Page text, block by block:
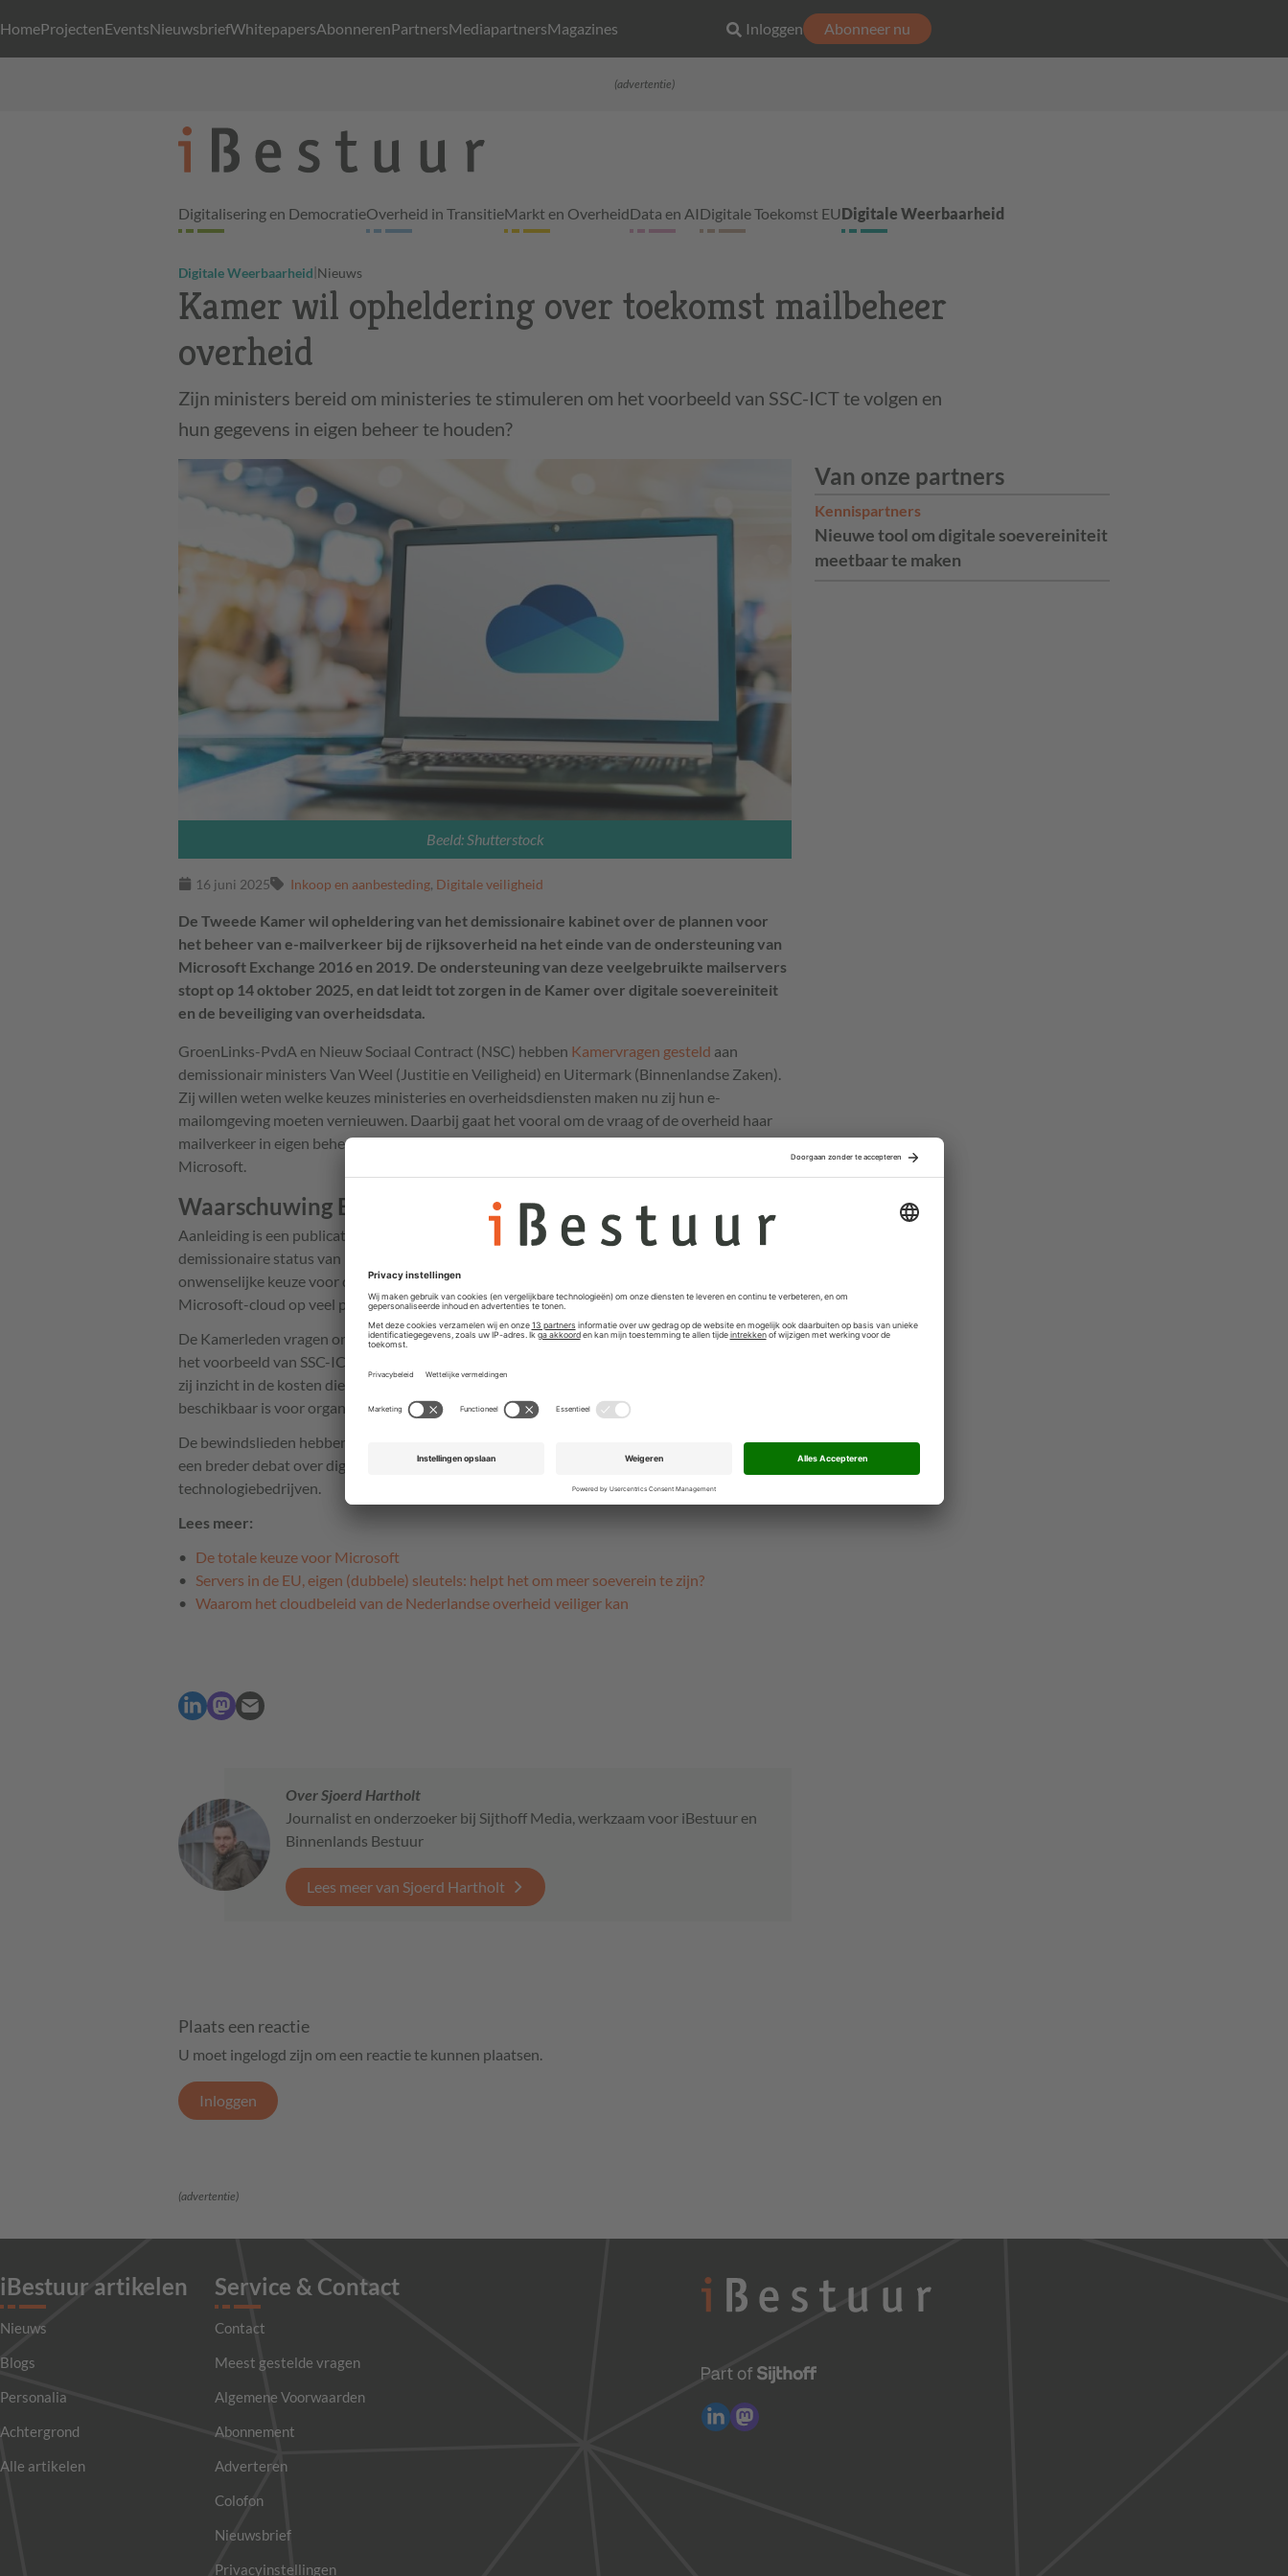
HomeProjectenEventsNieuwsbriefWhitepapersAbonnerenPartnersMediapartnersMagazines Inloggen Abonneer nu
(advertentie)
Digitalisering en DemocratieOverheid in TransitieMarkt en OverheidData en AIDigitale Toekomst EUDigitale Weerbaarheid
Digitale Weerbaarheid|Nieuws
Kamer wil opheldering over toekomst mailbeheer
overheid
Zijn ministers bereid om ministeries te stimuleren om het voorbeeld van SSC-ICT te volgen en
hun gegevens in eigen beheer te houden?
Beeld: Shutterstock
16 juni 2025 Inkoop en aanbesteding, Digitale veiligheid
Van onze partners
Kennispartners
Nieuwe tool om digitale soevereiniteit
meetbaar te maken
De Tweede Kamer wil opheldering van het demissionaire kabinet over de plannen voor
het beheer van e-mailverkeer bij de rijksoverheid na het einde van de ondersteuning van
Microsoft Exchange 2016 en 2019. De ondersteuning van deze veelgebruikte mailservers
stopt op 14 oktober 2025, en dat leidt tot zorgen in de Kamer over digitale soevereiniteit
en de beveiliging van overheidsdata.
GroenLinks-PvdA en Nieuw Sociaal Contract (NSC) hebben Kamervragen gesteld aan
demissionair ministers Van Weel (Justitie en Veiligheid) en Uitermark (Binnenlandse Zaken).
Zij willen weten welke keuzes ministeries en overheidsdiensten maken nu zij hun e-
mailomgeving moeten vernieuwen. Daarbij gaat het vooral om de vraag of de overheid haar
mailverkeer in eigen beheer houdt, of dat gekozen wordt voor een cloudoplossing van
Microsoft.
Waarschuwing Bert Hubert
Aanleiding is een publicatie van beveiligingsexpert Bert Hubert, die waarschuwt dat de
demissionaire status van het kabinet kan leiden tot een makkelijke, maar volgens hem
onwenselijke keuze voor de cloud. 'Zo constateren we in oktober dat de migratie naar de
Microsoft-cloud op veel plekken alsnog gebeurd is en zijn we de sjaak', schreef Hubert.
De Kamerleden vragen onder meer of de ministers bereid zijn ministeries te stimuleren om
het voorbeeld van SSC-ICT te volgen en hun gegevens in eigen beheer te houden. Ook willen
zij inzicht in de kosten die de rijksoverheid maakt voor Microsoft-producten en of er hulp
beschikbaar is voor organisaties die mail in eigen beheer willen blijven beheren.
De bewindslieden hebben drie weken om de vragen te beantwoorden. De kwestie raakt aan
een breder debat over digitale autonomie en de afhankelijkheid van buitenlandse
technologiebedrijven.
Lees meer:
De totale keuze voor Microsoft
Servers in de EU, eigen (dubbele) sleutels: helpt het om meer soeverein te zijn?
Waarom het cloudbeleid van de Nederlandse overheid veiliger kan
Over Sjoerd Hartholt
Journalist en onderzoeker bij Sijthoff Media, werkzaam voor iBestuur en
Binnenlands Bestuur
Lees meer van Sjoerd Hartholt
Plaats een reactie
U moet ingelogd zijn om een reactie te kunnen plaatsen.
Inloggen
(advertentie)
iBestuur artikelen
Nieuws
Blogs
Personalia
Achtergrond
Alle artikelen
Service & Contact
Contact
Meest gestelde vragen
Algemene Voorwaarden
Abonnement
Adverteren
Colofon
Nieuwsbrief
Privacyinstellingen